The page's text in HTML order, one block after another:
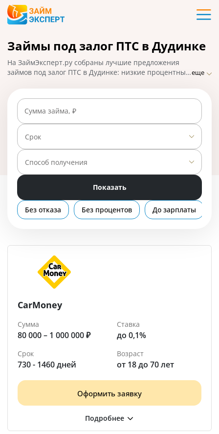
Карты
Кредиты
Ипотека
Займы
Вклады
Бизнес
Помощь
Дудинка
Займы под залог ПТС в Дудинке
На ЗаймЭксперт.ру собраны лучшие предложения
займов под залог ПТС в Дудинке: низкие процентные
большую сумму, подайте заявку онлайн и получите
ответ от МФО. На 01.05.2025 вам доступно 5
предложений со ставкой от 0% в день.
еще
Сумма займа, ₽
Срок
Способ получения
Показать
Без отказа Без процентов До зарплаты
CarMoney
Сумма
80 000 – 1 000 000 ₽
Ставка
до 0,1%
Срок
730 - 1460 дней
Возраст
от 18 до 70 лет
Оформить заявку